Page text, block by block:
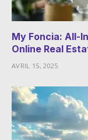
My Foncia: All-
Online Real
AVRIL 15, 2025